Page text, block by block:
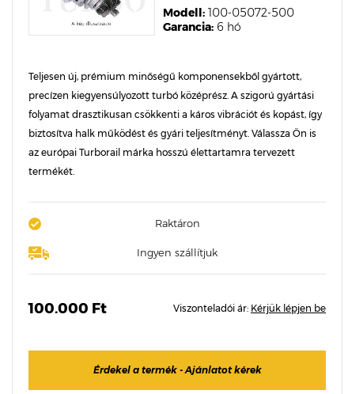
Garancia: 6 hó
Modell: 100-05072-500
Teljesen új, prémium minőségű komponensekből gyártott,
precízen kiegyensúlyozott turbó középrész. A szigorú gyártási
folyamat drasztikusan csökkenti a káros vibrációt és kopást, így
biztosítva halk működést és gyári teljesítményt. Válassza Ön is
az európai Turborail márka hosszú élettartamra tervezett
termékét.
Raktáron
Ingyen szállítjuk
100.000 Ft Viszonteladói ár: Kérjük lépjen be
Érdekel a termék - Ajánlatot kérek